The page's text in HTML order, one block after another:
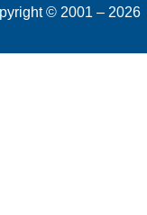
© 2001 – 2026